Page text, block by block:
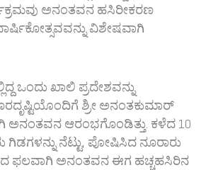
ಅನಂತವನ ಹಸಿರೀಕರಣ
ವಿಶೇಷವಾಗಿ
ಒಂದು ಖಾಲಿ ಪ್ರದೇಶವನ್ನು
ಶ್ರೀ ಅನಂತಕುಮಾರ್
ಅನಂತವನ ಆರಂಭಗೊಂಡಿತ್ತು. ಕಳೆದ 10
ಗಿಡಗಳನ್ನು ನೆಟ್ಟು, ಪೋಷಿಸಿದ ನೂರಾರು
ಫಲವಾಗಿ ಅನಂತವನ ಈಗ ಹಚ್ಚಹಸಿರಿನ